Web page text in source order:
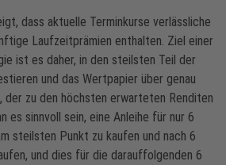
dass aktuelle Terminkurse verlässliche
Laufzeitprämien enthalten. Ziel einer
ist es daher, in den steilsten Teil der
und das Wertpapier über genau
der zu den höchsten erwarteten Renditen
es sinnvoll sein, eine Anleihe für nur 6
steilsten Punkt zu kaufen und nach 6
und dies für die darauffolgenden 6